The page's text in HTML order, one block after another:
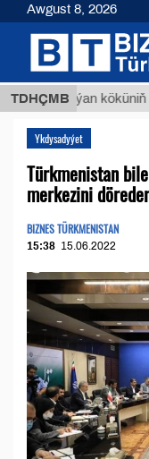
TDHÇMB
Buýan köküniň
Ykdysadyýet
Türkmenistan
merkezini döreder
BIZNES TÜRKMENISTAN
15:38 15.06.2022
Awgust 8, 2026